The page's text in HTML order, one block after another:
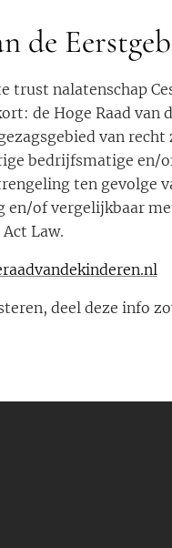
de
trust nalatenschap
de Hoge Raad van
van recht
bedrijfsmatige en/
ten gevolge
en/of vergelijkbaar
Act Law.
deel deze info